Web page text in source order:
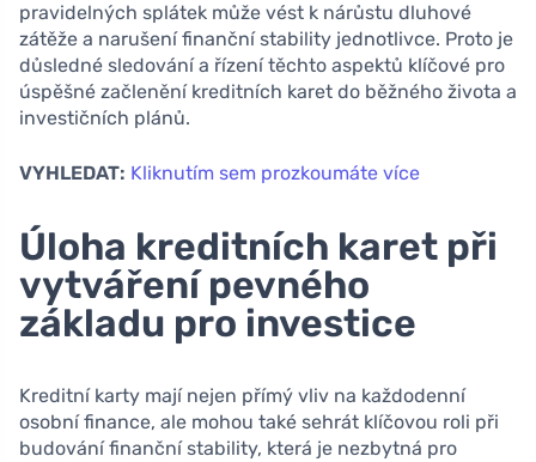
pravidelných splátek může vést k nárůstu dluhové
zátěže a narušení finanční stability jednotlivce. Proto je
důsledné sledování a řízení těchto aspektů klíčové pro
úspěšné začlenění kreditních karet do běžného života a
investičních plánů.
VYHLEDAT: Kliknutím sem prozkoumáte více
Úloha kreditních karet při
vytváření pevného
základu pro investice
Kreditní karty mají nejen přímý vliv na každodenní
osobní finance, ale mohou také sehrát klíčovou roli při
budování finanční stability, která je nezbytná pro